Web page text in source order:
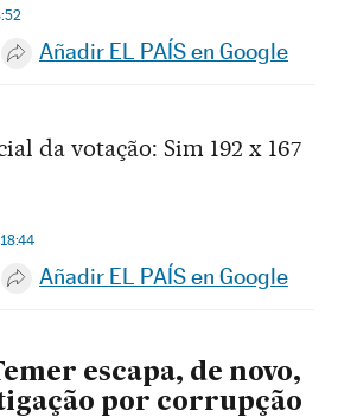
Whatsapp
en Facebook
en Twitter
Desplegar Redes Sociales
Añadir EL PAÍS en Google
da votação: Sim 192 x 167
18:44
Whatsapp
en Facebook
en Twitter
Desplegar Redes Sociales
Añadir EL PAÍS en Google
escapa, de novo,
por corrupção